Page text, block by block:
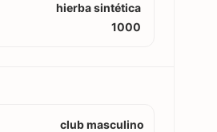
hierba sintética
1000
club masculino